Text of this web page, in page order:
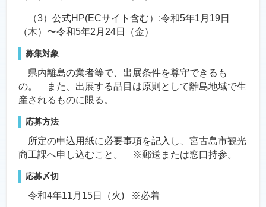
（3）公式HP(ECサイト含む）:令和5年1月19日
（木）〜令和5年2月24日（金）
募集対象
県内離島の業者等で、出展条件を尊守できるも
の。 また、出展する品目は原則として離島地域で生
産されるものに限る。
応募方法
所定の申込用紙に必要事項を記入し、宮古島市観光
商工課へ申し込むこと。 ※郵送または窓口持参。
応募〆切
令和4年11月15日（火) ※必着